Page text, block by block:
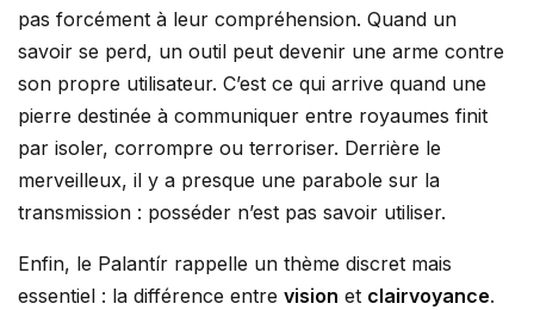
pas forcément à leur compréhension. Quand un
savoir se perd, un outil peut devenir une arme contre
son propre utilisateur. C’est ce qui arrive quand une
pierre destinée à communiquer entre royaumes finit
par isoler, corrompre ou terroriser. Derrière le
merveilleux, il y a presque une parabole sur la
transmission : posséder n’est pas savoir utiliser.
Enfin, le Palantír rappelle un thème discret mais
essentiel : la différence entre vision et clairvoyance.